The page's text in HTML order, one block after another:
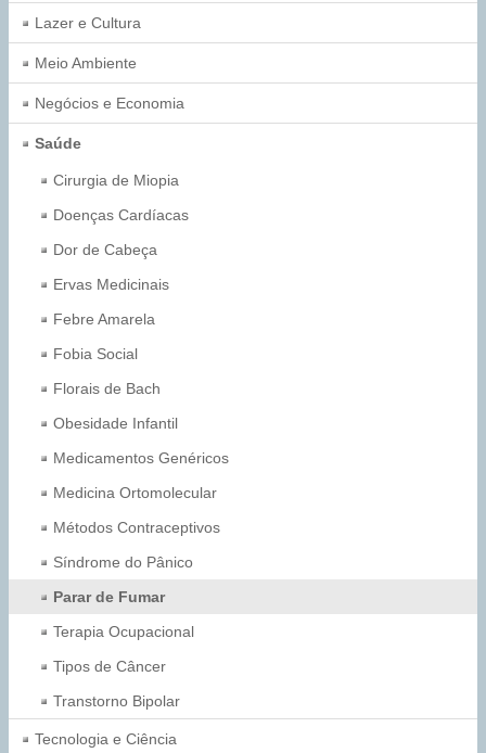
Lazer e Cultura
Meio Ambiente
Negócios e Economia
Saúde
Cirurgia de Miopia
Doenças Cardíacas
Dor de Cabeça
Ervas Medicinais
Febre Amarela
Fobia Social
Florais de Bach
Obesidade Infantil
Medicamentos Genéricos
Medicina Ortomolecular
Métodos Contraceptivos
Síndrome do Pânico
Parar de Fumar
Terapia Ocupacional
Tipos de Câncer
Transtorno Bipolar
Tecnologia e Ciência